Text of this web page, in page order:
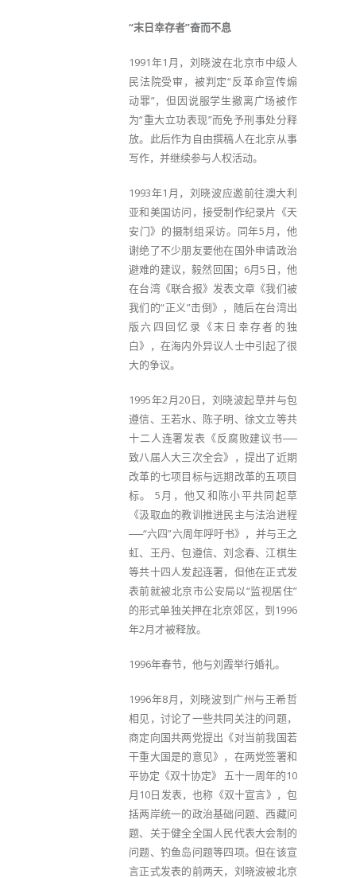
“末日幸存者”奋而不息
1991年1月，刘晓波在北京市中级人
民法院受审，被判定“反革命宣传煽
动罪”，但因说服学生撤离广场被作
为“重大立功表现”而免予刑事处分释
放。此后作为自由撰稿人在北京从事
写作，并继续参与人权活动。
1993年1月，刘晓波应邀前往澳大利
亚和美国访问，接受制作纪录片《天
安门》的摄制组采访。同年5月，他
谢绝了不少朋友要他在国外申请政治
避难的建议，毅然回国；6月5日，他
在台湾《联合报》发表文章《我们被
我们的“正义”击倒》，随后在台湾出
版六四回忆录《末日幸存者的独
白》，在海内外异议人士中引起了很
大的争议。
1995年2月20日，刘晓波起草并与包
遵信、王若水、陈子明、徐文立等共
十二人连署发表《反腐败建议书──
致八届人大三次全会》，提出了近期
改革的七项目标与远期改革的五项目
标。 5月，他又和陈小平共同起草
《汲取血的教训推进民主与法治进程
──“六四”六周年呼吁书》，并与王之
虹、王丹、包遵信、刘念春、江棋生
等共十四人发起连署，但他在正式发
表前就被北京市公安局以“监视居住”
的形式单独关押在北京郊区，到1996
年2月才被释放。
1996年春节，他与刘霞举行婚礼。
1996年8月，刘晓波到广州与王希哲
相见，讨论了一些共同关注的问题，
商定向国共两党提出《对当前我国若
干重大国是的意见》，在两党签署和
平协定《双十协定》 五十一周年的10
月10日发表，也称《双十宣言》，包
括两岸统一的政治基础问题、西藏问
题、关于健全全国人民代表大会制的
问题、钓鱼岛问题等四项。但在该宣
言正式发表的前两天，刘晓波被北京